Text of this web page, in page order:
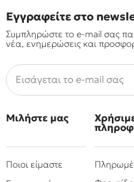
Εγγραφείτε στο
Συμπληρώστε το e-mail σας
νέα, ενημερώσεις και
Μιλήστε μας
Ποιοι είμαστε